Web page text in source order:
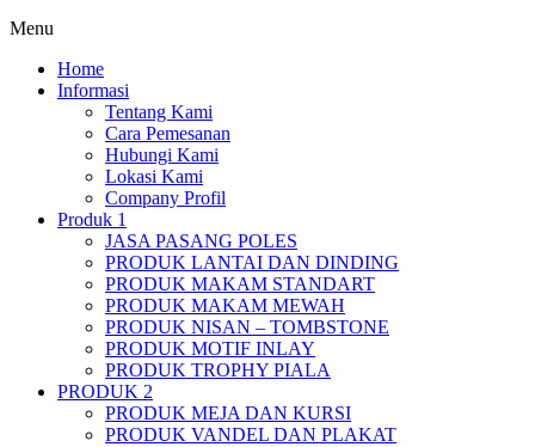
Menu
Home
Informasi
Tentang Kami
Cara Pemesanan
Hubungi Kami
Lokasi Kami
Company Profil
Produk 1
JASA PASANG POLES
PRODUK LANTAI DAN DINDING
PRODUK MAKAM STANDART
PRODUK MAKAM MEWAH
PRODUK NISAN – TOMBSTONE
PRODUK MOTIF INLAY
PRODUK TROPHY PIALA
PRODUK 2
PRODUK MEJA DAN KURSI
PRODUK VANDEL DAN PLAKAT